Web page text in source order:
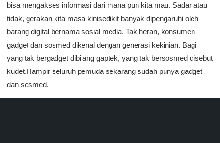
bisa mengakses informasi dari mana pun kita mau. Sadar atau
tidak, gerakan kita masa kinisedikit banyak dipengaruhi oleh
barang digital bernama sosial media. Tak heran, konsumen
gadget dan sosmed dikenal dengan generasi kekinian. Bagi
yang tak bergadget dibilang gaptek, yang tak bersosmed disebut
kudet.Hampir seluruh pemuda sekarang sudah punya gadget
dan sosmed.